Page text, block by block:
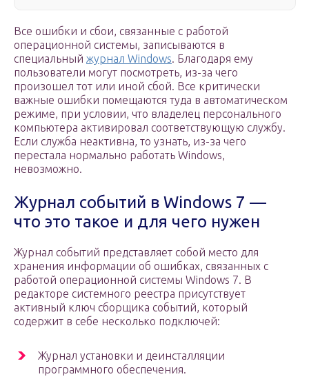
Все ошибки и сбои, связанные с работой
операционной системы, записываются в
специальный журнал Windows. Благодаря ему
пользователи могут посмотреть, из-за чего
произошел тот или иной сбой. Все критически
важные ошибки помещаются туда в автоматическом
режиме, при условии, что владелец персонального
компьютера активировал соответствующую службу.
Если служба неактивна, то узнать, из-за чего
перестала нормально работать Windows,
невозможно.
Журнал событий в Windows 7 —
что это такое и для чего нужен
Журнал событий представляет собой место для
хранения информации об ошибках, связанных с
работой операционной системы Windows 7. В
редакторе системного реестра присутствует
активный ключ сборщика событий, который
содержит в себе несколько подключей:
Журнал установки и деинсталляции
программного обеспечения.